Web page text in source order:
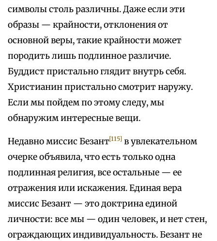
символы столь различны. Даже если эти
образы — крайности, отклонения от
основной веры, такие крайности может
породить лишь подлинное различие.
Буддист пристально глядит внутрь себя.
Христианин пристально смотрит наружу.
Если мы пойдем по этому следу, мы
обнаружим интересные вещи.
Недавно миссис Безант[115] в увлекательном
очерке объявила, что есть только одна
подлинная религия, все остальные — ее
отражения или искажения. Единая вера
миссис Безант — это доктрина единой
личности: все мы — один человек, и нет стен,
ограждающих индивидуальность. Безант не